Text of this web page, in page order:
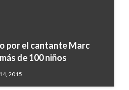
por el cantante Marc
de 100 niños
2015